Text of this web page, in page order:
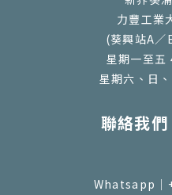
力豐工業
(葵興站A／
星期一至
星期六、日
聯絡我
Whatsapp｜